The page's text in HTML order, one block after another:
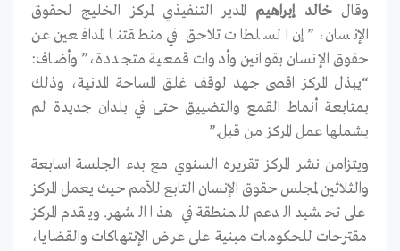
وقالخالد إبراهيم المدير التنفيذي لمركز الخليج لحقوق
الإنسان، ” إن السلطات تلاحق في منطقتنا المدافعين عن
حقوق الإنسان بقوانين وأدوات قمعية متجددة،” وأضاف:
“يبذل المركز اقصى جهد لوقف غلق المساحة المدنية، وذلك
بمتابعة أنماط القمع والتضييق حتى في بلدان جديدة لم
يشملها عمل المركز من قبل.”
ويتزامن نشر المركز تقريره السنوي مع بدء الجلسة اسابعة
والثلاثين لمجلس حقوق الإنسان التابع للأمم حيث يعمل المركز
على تحشيد الدعم للمنطقة في هذا الشهر. ويقدم المركز
مقترحات للحكومات مبنية على عرض الإنتهاكات والقضايا،